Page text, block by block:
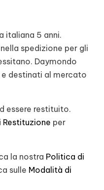
italiana 5 anni.
spedizione per gli
Daymondo
destinati al mercato
essere restituito.
Restituzione per
la nostra Politica di
sulle Modalità di